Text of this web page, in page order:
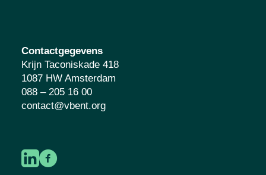
Contactgegevens
Krijn Taconiskade 418
1087 HW Amsterdam
088 – 205 16 00
contact@vbent.org